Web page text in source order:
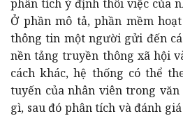
phân tích ý định thôi việc của
Ở phần mô tả, phần mềm
thông tin một người gửi đến
nền tảng truyền thông xã hội
cách khác, hệ thống có thể
tuyến của nhân viên trong
gì, sau đó phân tích và đánh